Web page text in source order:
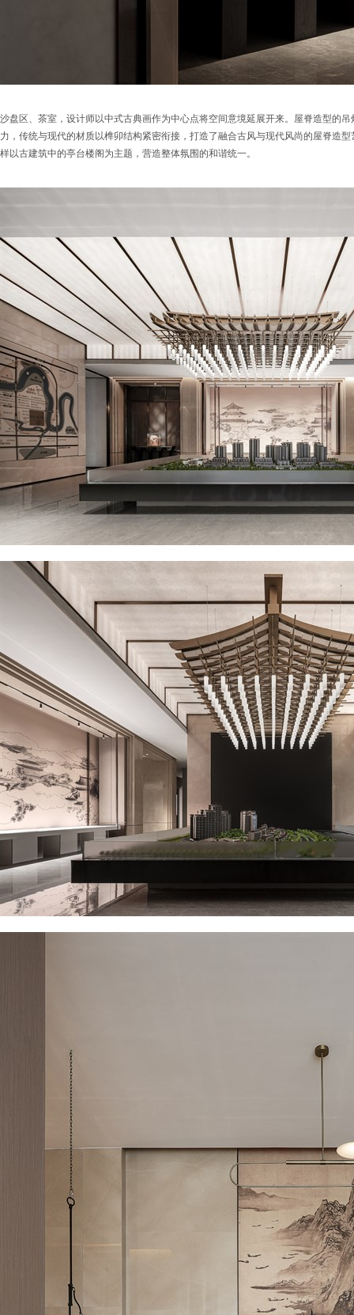
沙盘区、茶室，设计师以中式古典画作为中心点将空间意境延展开来。屋脊造型的
力，传统与现代的材质以榫卯结构紧密衔接，打造了融合古风与现代风尚的屋脊造
样以古建筑中的亭台楼阁为主题，营造整体氛围的和谐统一。